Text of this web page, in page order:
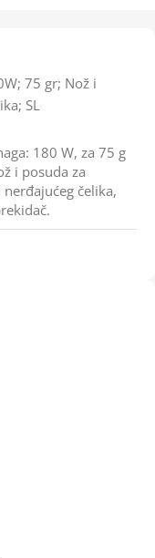
75 gr; Nož i
SL
180 W, za 75 g
i posuda za
čelika,